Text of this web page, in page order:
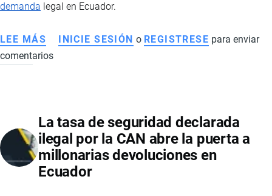
demanda legal en Ecuador.
LEE MÁS SOBRE
CONFLICTO
ARANCELES,
SEGURIDAD
FRONTERIZA
Y
INICIE SESIÓN o REGISTRESE para enviar
comentarios
La tasa de seguridad declarada
ilegal por la CAN abre la puerta a
millonarias devoluciones en
Ecuador